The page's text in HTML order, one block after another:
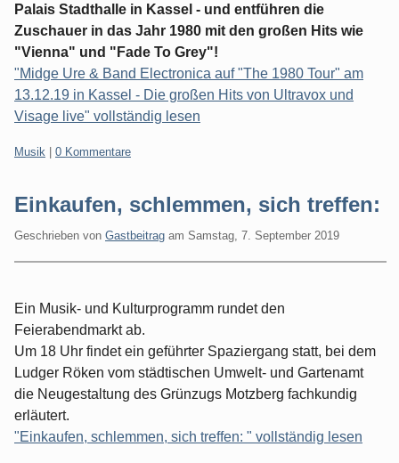
Palais Stadthalle in Kassel - und entführen die
Zuschauer in das Jahr 1980 mit den großen Hits wie
"Vienna" und "Fade To Grey"!
"Midge Ure & Band Electronica auf "The 1980 Tour" am
13.12.19 in Kassel - Die großen Hits von Ultravox und
Visage live" vollständig lesen
Kategorien:
Musik | 0 Kommentare
Einkaufen, schlemmen, sich treffen:
Geschrieben von Gastbeitrag am Samstag, 7. September 2019
Ein Musik- und Kulturprogramm rundet den
Feierabendmarkt ab.
Um 18 Uhr findet ein geführter Spaziergang statt, bei dem
Ludger Röken vom städtischen Umwelt- und Gartenamt
die Neugestaltung des Grünzugs Motzberg fachkundig
erläutert.
"Einkaufen, schlemmen, sich treffen: " vollständig lesen